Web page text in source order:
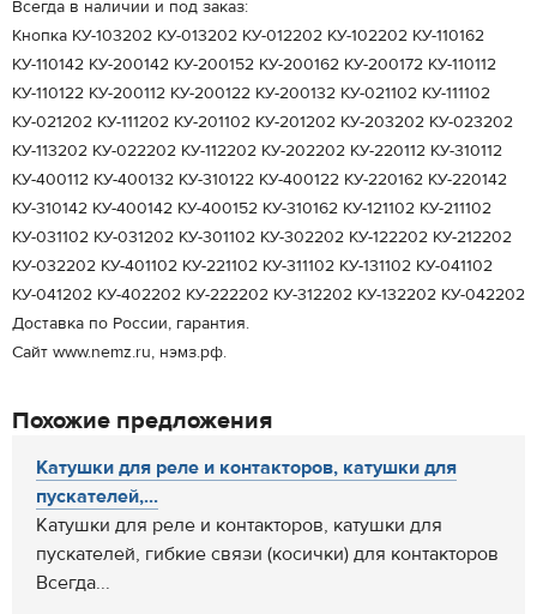
Всегда в наличии и под заказ:
Кнопка КУ-103202 КУ-013202 КУ-012202 КУ-102202 КУ-110162
КУ-110142 КУ-200142 КУ-200152 КУ-200162 КУ-200172 КУ-110112
КУ-110122 КУ-200112 КУ-200122 КУ-200132 КУ-021102 КУ-111102
КУ-021202 КУ-111202 КУ-201102 КУ-201202 КУ-203202 КУ-023202
КУ-113202 КУ-022202 КУ-112202 КУ-202202 КУ-220112 КУ-310112
КУ-400112 КУ-400132 КУ-310122 КУ-400122 КУ-220162 КУ-220142
КУ-310142 КУ-400142 КУ-400152 КУ-310162 КУ-121102 КУ-211102
КУ-031102 КУ-031202 КУ-301102 КУ-302202 КУ-122202 КУ-212202
КУ-032202 КУ-401102 КУ-221102 КУ-311102 КУ-131102 КУ-041102
КУ-041202 КУ-402202 КУ-222202 КУ-312202 КУ-132202 КУ-042202
Доставка по России, гарантия.
Сайт www.nemz.ru, нэмз.рф.
Похожие предложения
Катушки для реле и контакторов, катушки для
пускателей,...
Катушки для реле и контакторов, катушки для
пускателей, гибкие связи (косички) для контакторов
Всегда...